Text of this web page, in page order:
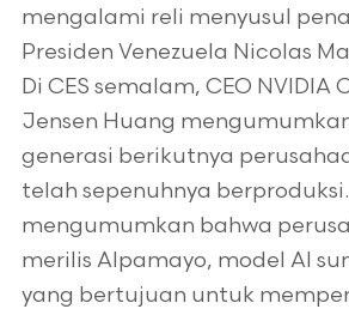
mengalami reli menyusul
Presiden Venezuela Nicolas
Di CES semalam, CEO NVIDIA
Jensen Huang
generasi berikutnya
telah sepenuhnya
mengumumkan bahwa
merilis Alpamayo, model AI
yang bertujuan untuk